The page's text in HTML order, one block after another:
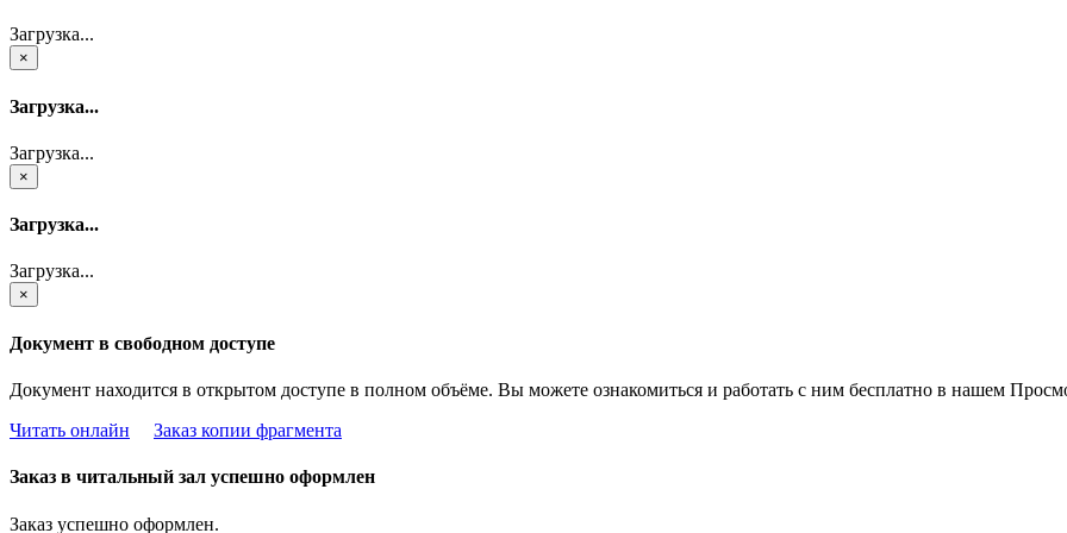
Загрузка...
×
Загрузка...
Загрузка...
×
Загрузка...
Загрузка...
×
Документ в свободном доступе
Документ находится в открытом доступе в полном объёме. Вы можете ознакомиться и работать с ним бесплатно в нашем
Читать онлайн
Заказ копии фрагмента
Заказ в читальный зал успешно оформлен
Заказ успешно оформлен.